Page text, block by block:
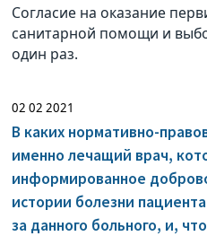
Согласие на оказание
санитарной помощи и
один раз.
02 02 2021
В каких нормативно-
именно лечащий врач,
информированное
истории болезни
за данного больного, и,